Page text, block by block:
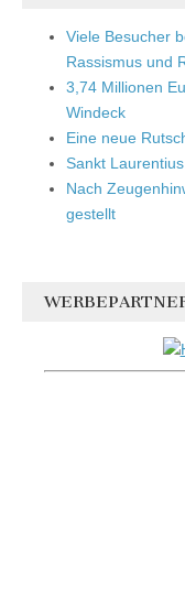
Viele Besucher
Rassismus und
3,74 Millionen
Windeck
Eine neue
Sankt
Nach
gestellt